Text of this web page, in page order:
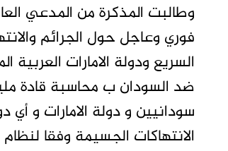
وطالبت المذكرة من المدعي
فوري وعاجل حول الجرائم
السريع ودولة الامارات
ضد السودان ب محاسبة قادة
سودانيين و دولة الامارات
الانتهاكات الجسيمة وفقا